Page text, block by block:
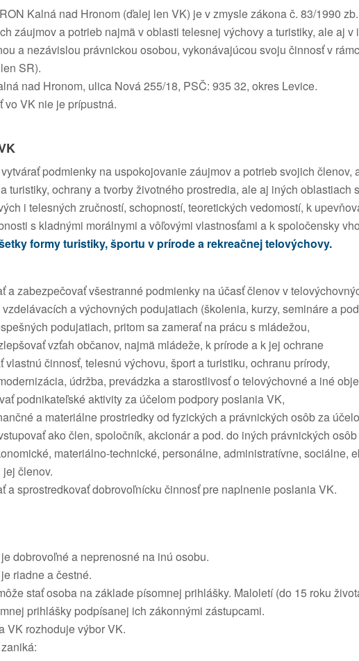
Kalná nad Hronom (ďalej len VK) je v zmysle zákona č. 83/1990
záujmov a potrieb najmä v oblasti telesnej výchovy a turistiky, ale aj
a nezávislou právnickou osobou, vykonávajúcou svoju činnosť v
SR).
nad Hronom, ulica Nová 255/18, PSČ: 935 32, okres Levice.
vo VK nie je prípustná.
podmienky na uspokojovanie záujmov a potrieb svojich
turistiky, ochrany a tvorby životného prostredia, ale aj iných
i telesných zručností, schopností, teoretických vedomostí, k
s kladnými morálnymi a vôľovými vlastnosťami a k spoločensky
formy turistiky, športu v prírode a rekreačnej telovýchovy.
a zabezpečovať všestranné podmienky na účasť členov v
a výchovných podujatiach (školenia, kurzy, semináre a
podujatiach, pritom sa zamerať na prácu s mládežou,
vzťah občanov, najmä mládeže, k prírode a k jej ochrane
vlastnú činnosť, telesnú výchovu, šport a turistiku, ochranu prírody,
údržba, prevádzka a starostlivosť o telovýchovné a iné
podnikateľské aktivity za účelom podpory poslania VK,
a materiálne prostriedky od fyzických a právnických osôb za
ako člen, spoločník, akcionár a pod. do iných právnických
materiálno-technické, personálne, administratívne, sociálne,
členov.
a sprostredkovať dobrovoľnícku činnosť pre naplnenie poslania VK.
dobrovoľné a neprenosné na inú osobu.
riadne a čestné.
stať osoba na základe písomnej prihlášky. Maloletí (do 15 roku
prihlášky podpísanej ich zákonnými zástupcami.
VK rozhoduje výbor VK.